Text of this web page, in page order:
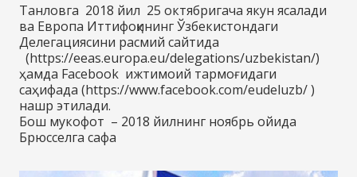
Танловга 2018 йил 25 октябригача якун ясалади
ва Европа Иттифоқининг Ўзбекистондаги
Делегациясини расмий сайтида
(https://eeas.europa.eu/delegations/uzbekistan/)
ҳамда Facebook ижтимоий тармоғидаги
саҳифада (https://www.facebook.com/eudeluzb/ )
нашр этилади.
Бош мукофот – 2018 йилнинг ноябрь ойида
Брюсселга сафа